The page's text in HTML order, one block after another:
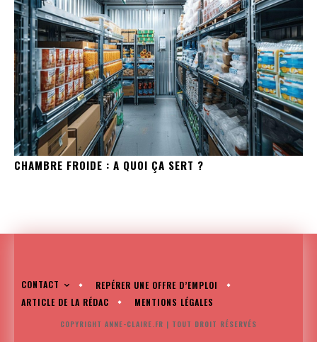
CHAMBRE FROIDE : A QUOI ÇA SERT ?
CONTACT
REPÉRER UNE OFFRE D’EMPLOI
ARTICLE DE LA RÉDAC
MENTIONS LÉGALES
COPYRIGHT ANNE-CLAIRE.FR | TOUT DROIT RÉSERVÉS